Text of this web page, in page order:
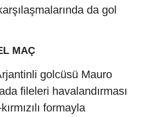
da gol
MAÇ
golcüsü Mauro
fileleri havalandırması
formayla